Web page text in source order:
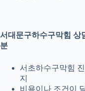
서대문구하수구막힘 상
분
서초하수구막힘
지
비용이나 조건이